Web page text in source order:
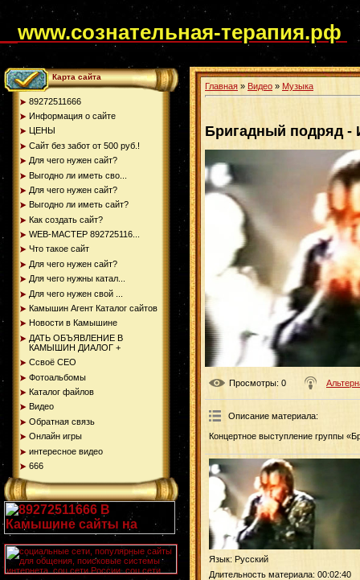
www.сознательная-терапия.рф
Карта сайта
89272511666
Информация о сайте
ЦЕНЫ
Сайт без забот от 500 руб.!
Для чего нужен сайт?
Выгодно ли иметь сво...
Для чего нужен сайт?
Выгодно ли иметь сайт?
Как создать сайт?
WEB-МАСТЕР 892725116...
Что такое сайт
Для чего нужен сайт?
Для чего нужны катал...
Для чего нужен свой ...
Камышин Агент Каталог сайтов
Новости в Камышине
ДАТЬ ОБЪЯВЛЕНИЕ В
КАМЫШИН ДИАЛОГ +
Ссвоё СЕО
Фотоальбомы
Каталог файлов
Видео
Обратная связь
Онлайн игры
интересное видео
666
Главная » Видео » Музыка
Бригадный подряд -
Просмотры: 0
Описание материала:
Концертное выступление группы
Язык: Русский
Длительность материала: 00:02:40